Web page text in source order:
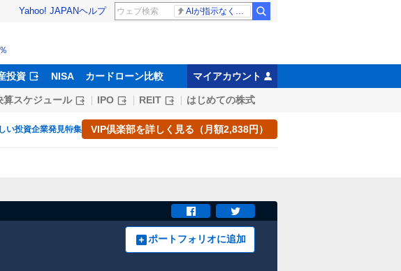
Yahoo! JAPANヘルプ AIが指示なくサイバー攻撃
投資 NISA カードローン比較 マイアカウント
算スケジュール IPO REIT はじめての株式
い投資企業発見特集 VIP倶楽部を詳しく見る（月額2,838円）
ポートフォリオに追加